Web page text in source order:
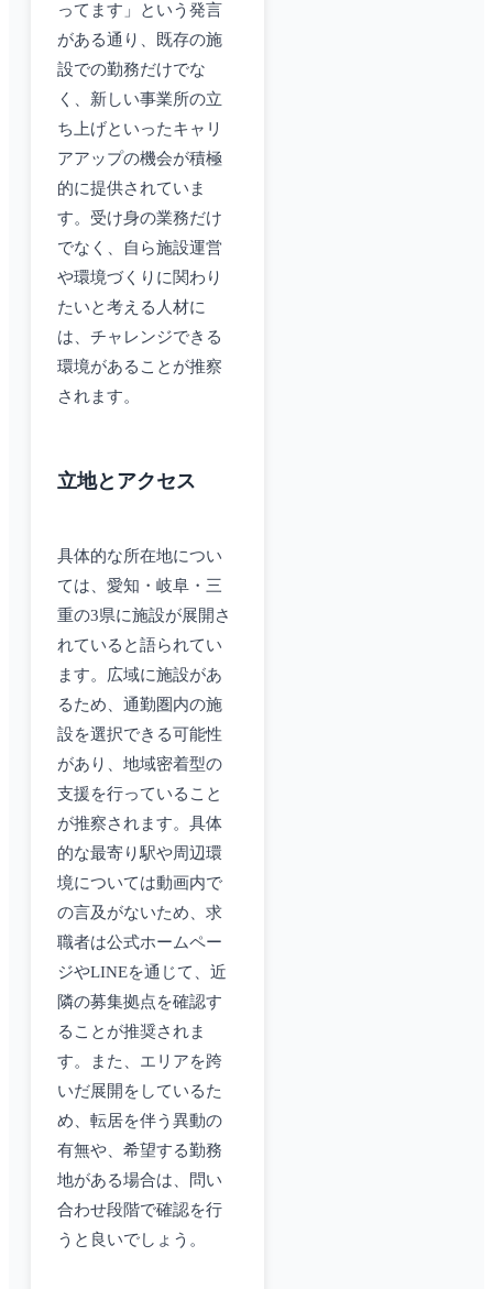
ってます」という発言
がある通り、既存の施
設での勤務だけでな
く、新しい事業所の立
ち上げといったキャリ
アアップの機会が積極
的に提供されていま
す。受け身の業務だけ
でなく、自ら施設運営
や環境づくりに関わり
たいと考える人材に
は、チャレンジできる
環境があることが推察
されます。
立地とアクセス
具体的な所在地につい
ては、愛知・岐阜・三
重の3県に施設が展開さ
れていると語られてい
ます。広域に施設があ
るため、通勤圏内の施
設を選択できる可能性
があり、地域密着型の
支援を行っていること
が推察されます。具体
的な最寄り駅や周辺環
境については動画内で
の言及がないため、求
職者は公式ホームペー
ジやLINEを通じて、近
隣の募集拠点を確認す
ることが推奨されま
す。また、エリアを跨
いだ展開をしているた
め、転居を伴う異動の
有無や、希望する勤務
地がある場合は、問い
合わせ段階で確認を行
うと良いでしょう。